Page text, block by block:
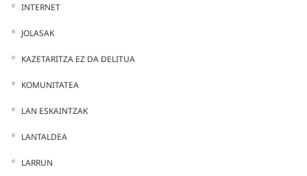
INTERNET
JOLASAK
KAZETARITZA EZ DA DELITUA
KOMUNITATEA
LAN ESKAINTZAK
LANTALDEA
LARRUN